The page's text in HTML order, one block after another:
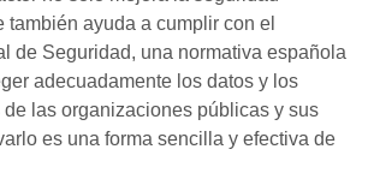
también ayuda a cumplir con el
de Seguridad, una normativa española
adecuadamente los datos y los
las organizaciones públicas y sus
es una forma sencilla y efectiva de